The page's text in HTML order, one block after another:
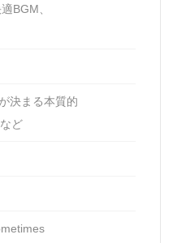
BGM、
決まる本質的
ど